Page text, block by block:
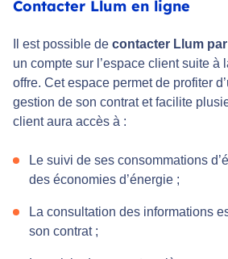
Contacter Llum en ligne
Il est possible de contacter Llum
un compte sur l’espace client suite à
offre. Cet espace permet de profiter
gestion de son contrat et facilite
client aura accès à :
Le suivi de ses consommations
des économies d’énergie ;
La consultation des informations
son contrat ;